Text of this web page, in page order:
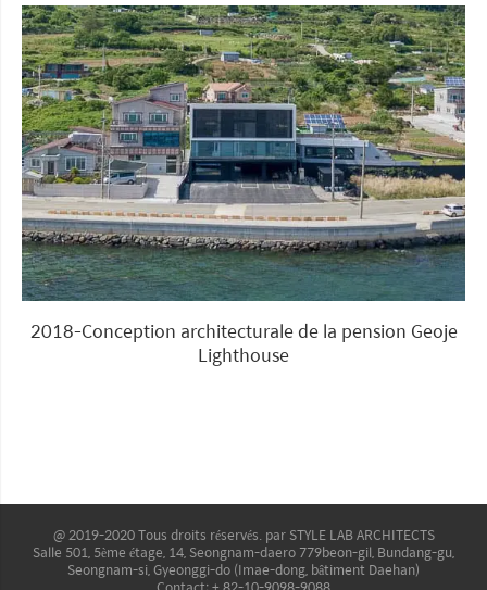
2018-Conception architecturale de la pension Geoje
Lighthouse
@ 2019-2020 Tous droits réservés. par STYLE LAB ARCHITECTS
Salle 501, 5ème étage, 14, Seongnam-daero 779beon-gil, Bundang-gu,
Seongnam-si, Gyeonggi-do (Imae-dong, bâtiment Daehan)